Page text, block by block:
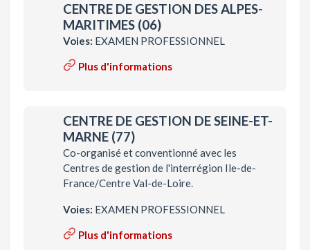
CENTRE DE GESTION DES ALPES-
MARITIMES (06)
Voies: EXAMEN PROFESSIONNEL
Plus d'informations
CENTRE DE GESTION DE SEINE-ET-
MARNE (77)
Co-organisé et conventionné avec les
Centres de gestion de l'interrégion Ile-de-
France/Centre Val-de-Loire.
Voies: EXAMEN PROFESSIONNEL
Plus d'informations